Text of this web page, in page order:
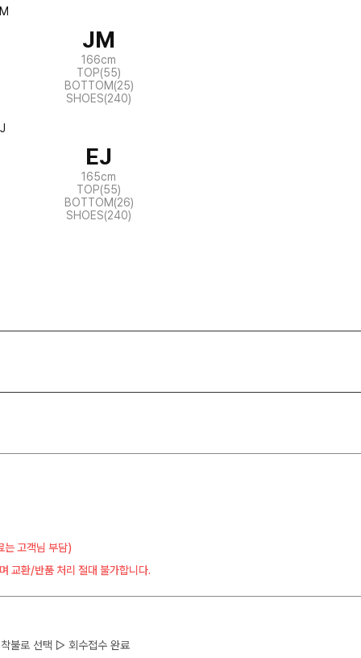
JM
166cm
TOP(55)
BOTTOM(25)
SHOES(240)
EJ
165cm
TOP(55)
BOTTOM(26)
SHOES(240)
고객님 부담)
교환/반품 처리 절대 불가합니다.
불로 선택 ▷ 회수접수 완료